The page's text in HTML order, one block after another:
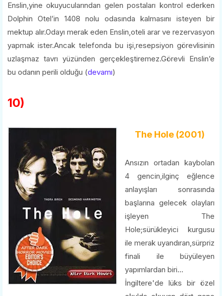
Enslin,yine okuyucularından gelen postaları kontrol ederken
Dolphin Otel’in 1408 nolu odasında kalmasını isteyen bir
mektup alır.Odayı merak eden Enslin,oteli arar ve rezervasyon
yapmak ister.Ancak telefonda bu işi,resepsiyon görevlisinin
uzlaşmaz tavrı yüzünden gerçekleştiremez.Görevli Enslin’e
bu odanın perili olduğu (devamı)
10)
The Hole (2001)
Ansızın ortadan kaybolan
4 gencin,ilginç eğlence
anlayışları sonrasında
başlarına gelecek olayları
işleyen The
Hole;sürükleyici kurgusu
ile merak uyandıran,sürpriz
finali ile büyüleyen
yapımlardan biri...
İngiltere'de lüks bir özel